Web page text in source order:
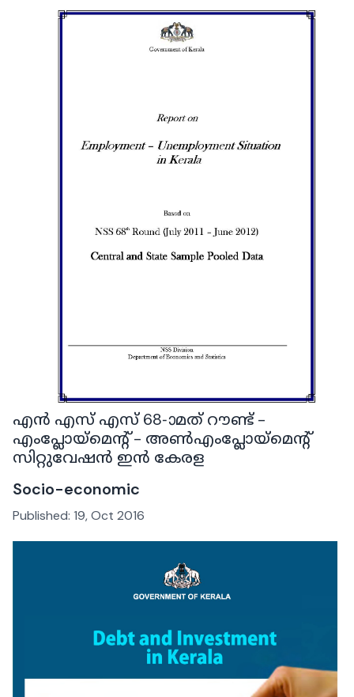
എൻ എസ് എസ് 68-ാമത് റൗണ്ട് -
എംപ്ലോയ്‌മെന്റ് - അൺഎംപ്ലോയ്‌മെന്റ്
സിറ്റുവേഷൻ ഇൻ കേരള
Socio-economic
Published: 19, Oct 2016